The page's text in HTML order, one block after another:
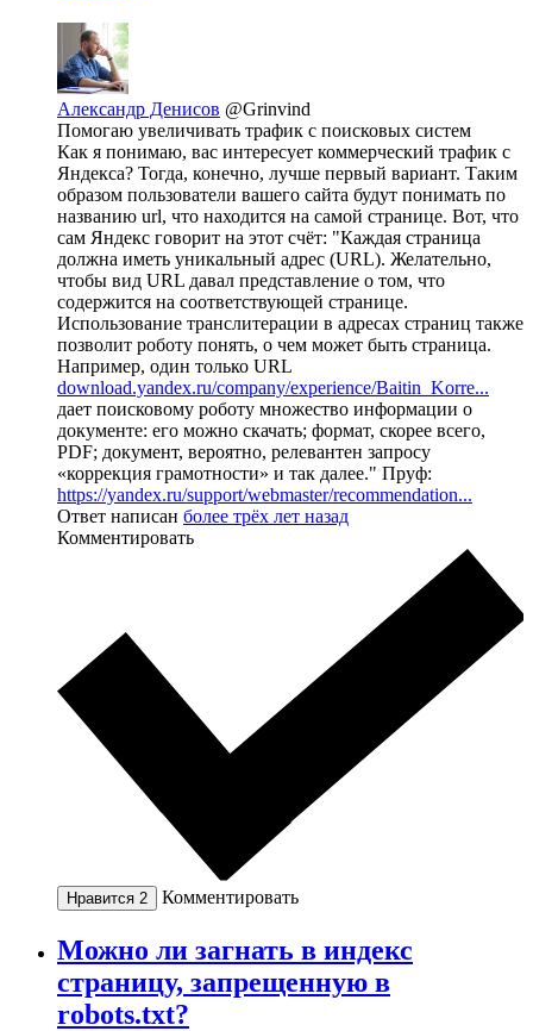
Александр Денисов @Grinvind
Помогаю увеличивать трафик с поисковых систем
Как я понимаю, вас интересует коммерческий трафик с
Яндекса? Тогда, конечно, лучше первый вариант. Таким
образом пользователи вашего сайта будут понимать по
названию url, что находится на самой странице. Вот, что
сам Яндекс говорит на этот счёт: "Каждая страница
должна иметь уникальный адрес (URL). Желательно,
чтобы вид URL давал представление о том, что
содержится на соответствующей странице.
Использование транслитерации в адресах страниц также
позволит роботу понять, о чем может быть страница.
Например, один только URL
download.yandex.ru/company/experience/Baitin_Korre...
дает поисковому роботу множество информации о
документе: его можно скачать; формат, скорее всего,
PDF; документ, вероятно, релевантен запросу
«коррекция грамотности» и так далее." Пруф:
https://yandex.ru/support/webmaster/recommendation...
Ответ написан более трёх лет назад
Комментировать
Нравится 2 Комментировать
Можно ли загнать в индекс
страницу, запрещенную в
robots.txt?